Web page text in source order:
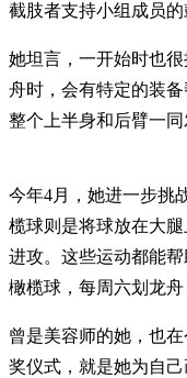
截肢者支持小组成员
她坦言，一开始时也
舟时，会有特定的装
整个上半身和后臂一
今年4月，她进一步挑
榄球则是将球放在大
进攻。这些运动都能
橄榄球，每周六划龙
曾是美容师的她，也
奖仪式，就是她为自